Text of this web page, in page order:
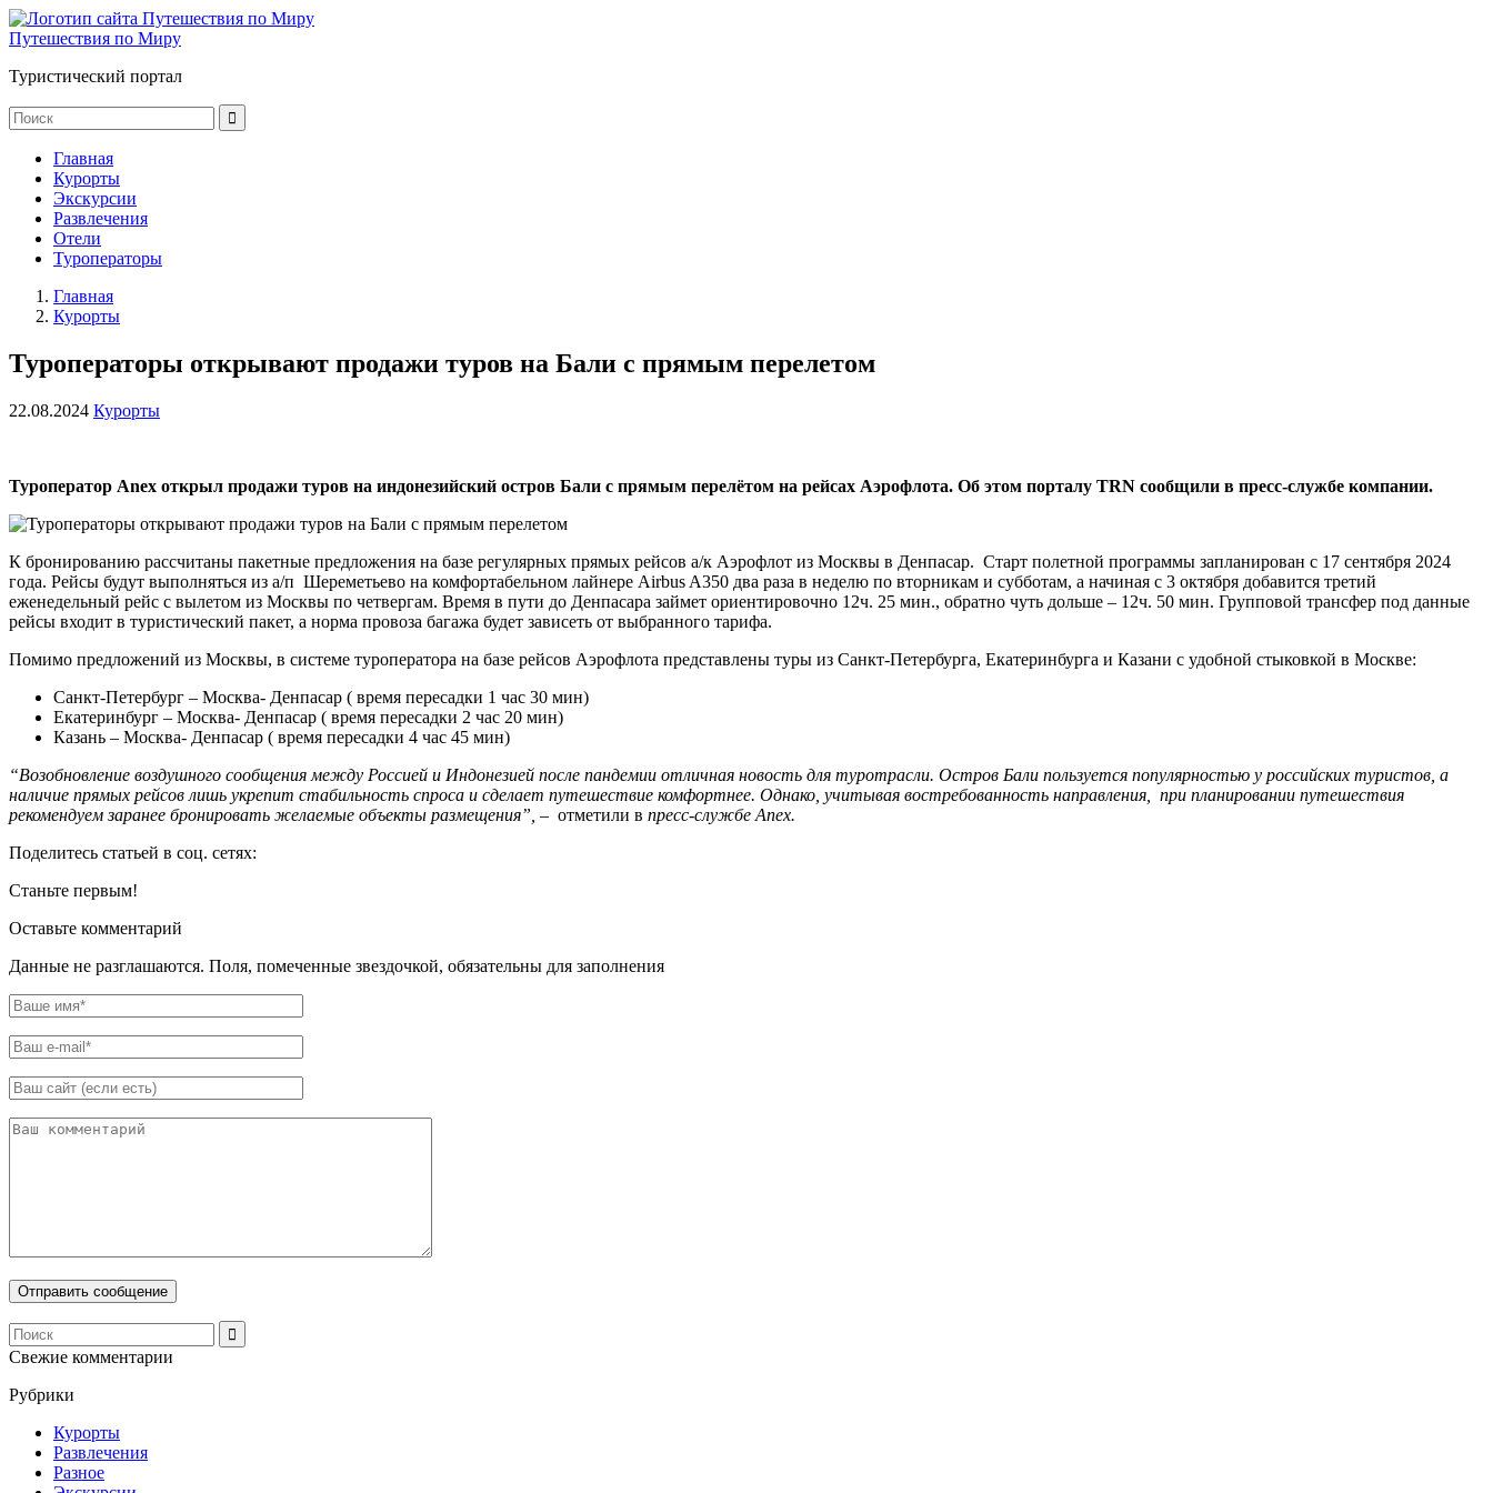
Путешествия по Миру
Туристический портал
Главная
Курорты
Экскурсии
Развлечения
Отели
Туроператоры
Главная
Курорты
Туроператоры открывают продажи туров на Бали с прямым перелетом
22.08.2024 Курорты
Туроператор Anex открыл продажи туров на индонезийский остров Бали с прямым перелётом на рейсах Аэрофлота. Об этом порталу TRN сообщили в пресс-службе компании.
К бронированию рассчитаны пакетные предложения на базе регулярных прямых рейсов а/к Аэрофлот из Москвы в Денпасар. Старт полетной программы запланирован с 17 сентября 2024
года. Рейсы будут выполняться из а/п Шереметьево на комфортабельном лайнере Airbus A350 два раза в неделю по вторникам и субботам, а начиная с 3 октября добавится третий
еженедельный рейс с вылетом из Москвы по четвергам. Время в пути до Денпасара займет ориентировочно 12ч. 25 мин., обратно чуть дольше – 12ч. 50 мин. Групповой трансфер под данные
рейсы входит в туристический пакет, а норма провоза багажа будет зависеть от выбранного тарифа.
Помимо предложений из Москвы, в системе туроператора на базе рейсов Аэрофлота представлены туры из Санкт-Петербурга, Екатеринбурга и Казани с удобной стыковкой в Москве:
Санкт-Петербург – Москва- Денпасар ( время пересадки 1 час 30 мин)
Екатеринбург – Москва- Денпасар ( время пересадки 2 час 20 мин)
Казань – Москва- Денпасар ( время пересадки 4 час 45 мин)
“Возобновление воздушного сообщения между Россией и Индонезией после пандемии отличная новость для туротрасли. Остров Бали пользуется популярностью у российских туристов, а
наличие прямых рейсов лишь укрепит стабильность спроса и сделает путешествие комфортнее. Однако, учитывая востребованность направления, при планировании путешествия
рекомендуем заранее бронировать желаемые объекты размещения”, – отметили в пресс-службе Anex.
Поделитесь статьей в соц. сетях:
Станьте первым!
Оставьте комментарий
Данные не разглашаются. Поля, помеченные звездочкой, обязательны для заполнения
Свежие комментарии
Рубрики
Курорты
Развлечения
Разное